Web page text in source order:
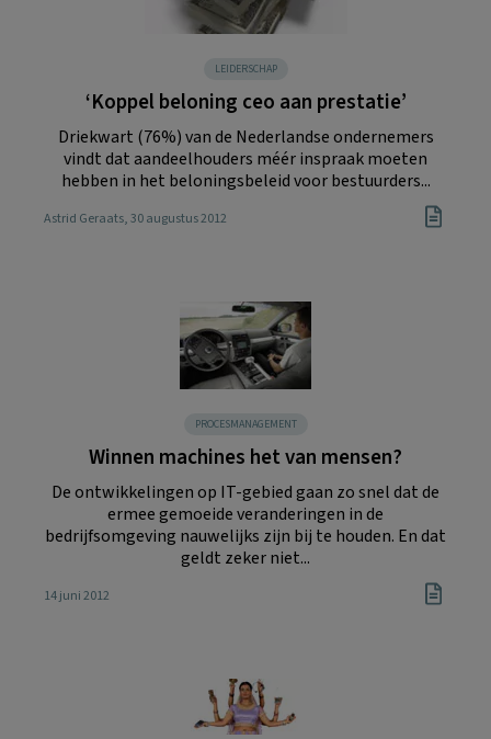
LEIDERSCHAP
‘Koppel beloning ceo aan prestatie’
Driekwart (76%) van de Nederlandse ondernemers
vindt dat aandeelhouders méér inspraak moeten
hebben in het beloningsbeleid voor bestuurders...
Astrid Geraats, 30 augustus 2012
PROCESMANAGEMENT
Winnen machines het van mensen?
De ontwikkelingen op IT-gebied gaan zo snel dat de
ermee gemoeide veranderingen in de
bedrijfsomgeving nauwelijks zijn bij te houden. En dat
geldt zeker niet...
14 juni 2012